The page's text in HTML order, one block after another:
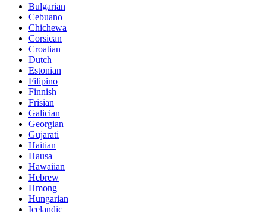
Bulgarian
Cebuano
Chichewa
Corsican
Croatian
Dutch
Estonian
Filipino
Finnish
Frisian
Galician
Georgian
Gujarati
Haitian
Hausa
Hawaiian
Hebrew
Hmong
Hungarian
Icelandic